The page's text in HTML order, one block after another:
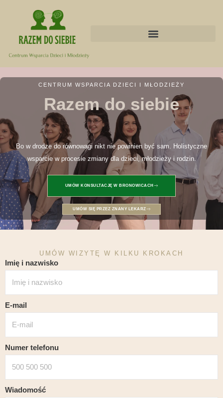
CENTRUM WSPARCIA DZIECI I MŁODZIEŻY
Razem do siebie
Bo w drodze do równowagi nikt nie powinien być sam. Holistyczne
wsparcie w procesie zmiany dla dzieci, młodzieży i rodzin.
UMÓW KONSULTACJĘ W BRONOWICACH
UMÓW SIĘ PRZEZ ZNANY LEKARZ
UMÓW WIZYTĘ W KILKU KROKACH
Imię i nazwisko
E-mail
Numer telefonu
Wiadomość